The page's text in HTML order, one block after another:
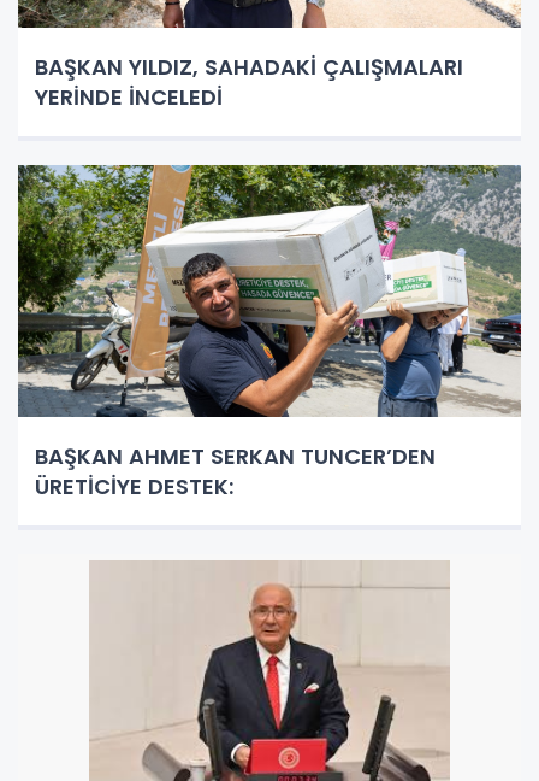
BAŞKAN YILDIZ, SAHADAKİ ÇALIŞMALARI
YERİNDE İNCELEDİ
BAŞKAN AHMET SERKAN TUNCER’DEN
ÜRETİCİYE DESTEK: